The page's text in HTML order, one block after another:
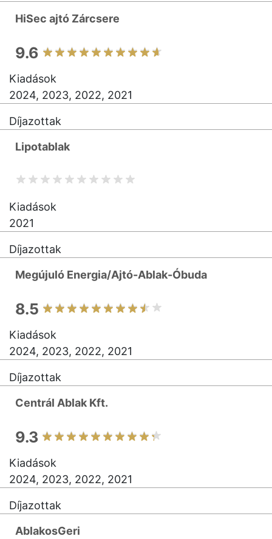
HiSec ajtó Zárcsere
9.6
Kiadások
2024, 2023, 2022, 2021
Díjazottak
Lipotablak
Kiadások
2021
Díjazottak
Megújuló Energia/Ajtó-Ablak-Óbuda
8.5
Kiadások
2024, 2023, 2022, 2021
Díjazottak
Centrál Ablak Kft.
9.3
Kiadások
2024, 2023, 2022, 2021
Díjazottak
AblakosGeri